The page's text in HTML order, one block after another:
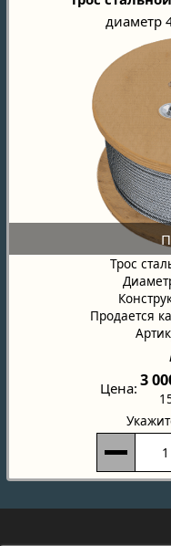
диаметр
Трос
Продается
Цена 3